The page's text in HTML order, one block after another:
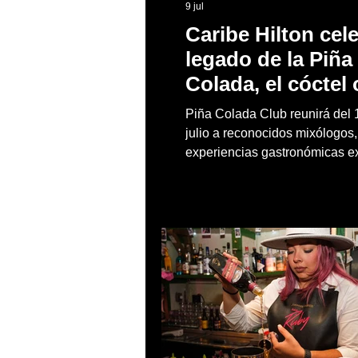
Caribe Hilton
legado de la Piña
Colada, el cóctel
de Puerto Rico
Piña Colada Club reunirá del
julio a reconocidos mixólogos,
experiencias gastronómicas
9 jul